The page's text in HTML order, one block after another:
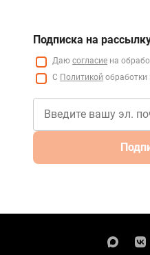
Подписка на
Даю согласие на
С Политикой обработки